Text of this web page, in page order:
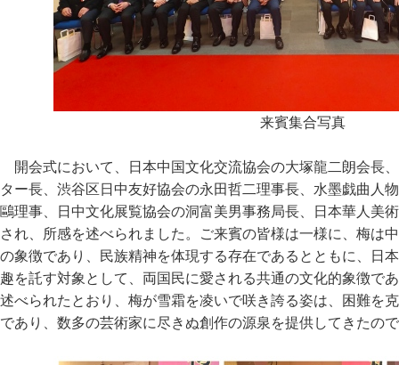
来賓集合写真
開会式において、日本中国文化交流協会の大塚龍二朗会長
ター長、渋谷区日中友好協会の永田哲二理事長、水墨戯曲人
鷗理事、日中文化展覧協会の洞富美男事務局長、日本華人美
され、所感を述べられました。ご来賓の皆様は一様に、梅は
の象徴であり、民族精神を体現する存在であるとともに、日
趣を託す対象として、両国民に愛される共通の文化的象徴で
述べられたとおり、梅が雪霜を凌いで咲き誇る姿は、困難を
であり、数多の芸術家に尽きぬ創作の源泉を提供してきたの